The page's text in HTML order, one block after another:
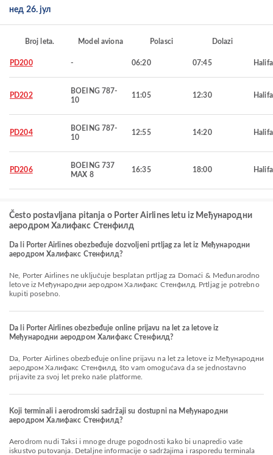
нед 26. јул
Broj leta. Model aviona Polasci Dolazi
PD200 - 06:20 07:45
PD202
BOEING 787-
10
11:05 12:30
PD204
BOEING 787-
10
12:55 14:20
PD206
BOEING 737
MAX 8
16:35 18:00
Često postavljana pitanja o Porter Airlines letu iz Међународни
аеродром Халифакс Стенфилд
Da li Porter Airlines obezbeđuje dozvoljeni prtljag za let iz Међународни
аеродром Халифакс Стенфилд?
Ne, Porter Airlines ne uključuje besplatan prtljag za Domaći & Međunarodno
letove iz Међународни аеродром Халифакс Стенфилд. Prtljag je potrebno
kupiti posebno.
Da li Porter Airlines obezbeđuje online prijavu na let za letove iz
Међународни аеродром Халифакс Стенфилд?
Da, Porter Airlines obezbeđuje online prijavu na let za letove iz Међународни
аеродром Халифакс Стенфилд, što vam omogućava da se jednostavno
prijavite za svoj let preko naše platforme.
Koji terminali i aerodromski sadržaji su dostupni na Међународни
аеродром Халифакс Стенфилд?
Aerodrom nudi Taksi i mnoge druge pogodnosti kako bi unapredio vaše
iskustvo putovanja. Detaljne informacije o sadržajima i rasporedu terminala